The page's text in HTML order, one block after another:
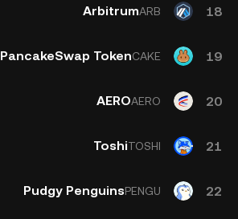
18
ArbitrumARB
19
PancakeSwap TokenCAKE
20
AEROAERO
21
ToshiTOSHI
22
Pudgy PenguinsPENGU